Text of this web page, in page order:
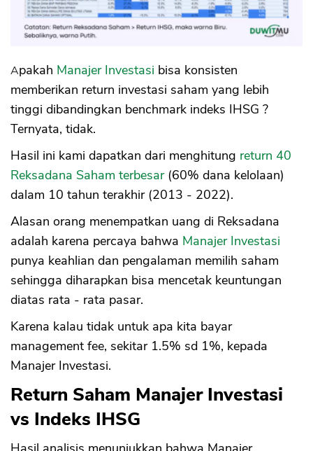
Broker Forex
Bank Digital
Crypto
Assets Crypto
Asuransi
Asuransi Jiwa
Asuransi Kesehatan
Asuransi Syariah
Apakah Manajer Investasi bisa konsisten
memberikan return investasi saham yang lebih
tinggi dibandingkan benchmark indeks IHSG ?
Ternyata, tidak.
Hasil ini kami dapatkan dari menghitung return 40
Reksadana Saham terbesar(60% dana kelolaan)
dalam 10 tahun terakhir (2013 - 2022).
Alasan orang menempatkan uang di Reksadana
adalah karena percaya bahwa Manajer Investasi
punya keahlian dan pengalaman memilih saham
sehingga diharapkan bisa mencetak keuntungan
diatas rata - rata pasar.
Karena kalau tidak untuk apa kita bayar
management fee, sekitar 1.5% sd 1%, kepada
Manajer Investasi.
Return Saham Manajer Investasi
vs Indeks IHSG